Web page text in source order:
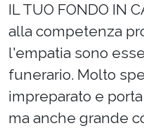
IL TUO FONDO IN
alla competenza
l'empatia sono
funerario. Molto
impreparato e
ma anche grande